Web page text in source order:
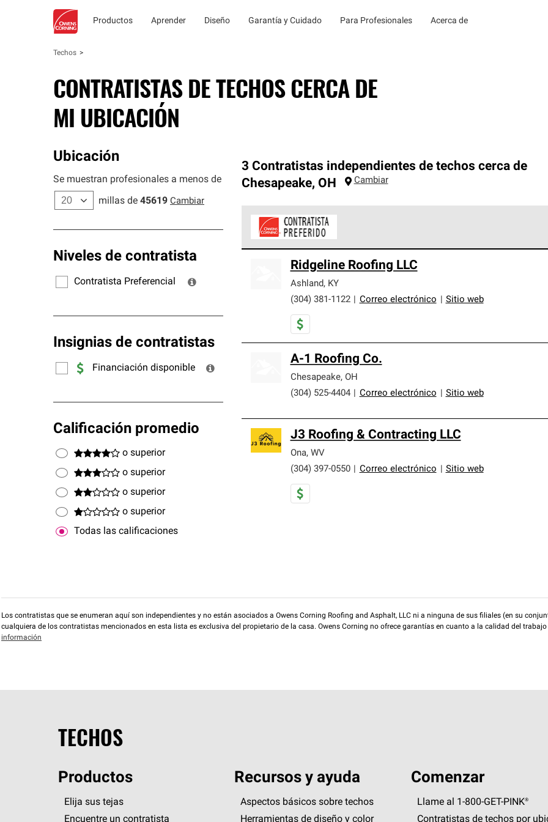
Productos Aprender Diseño Garantía y Cuidado Para Profesionales Acerca de
Techos
CONTRATISTAS DE TECHOS CERCA DE
MI UBICACIÓN
Ubicación
Se muestran profesionales a menos de
millas de 45619 Cambiar
Niveles de contratista
Contratista Preferencial
Insignias de contratistas
Financiación disponible
Calificación promedio
o superior
o superior
o superior
o superior
Todas las calificaciones
3 Contratistas independientes de techos cerca de
Chesapeake, OH Cambiar
cumplen con altos estándares y requisitos estrictos de
Ridgeline Roofing LLC
Ashland , KY
(304) 381-1122
Correo electrónico Sitio web
A-1 Roofing Co.
Chesapeake, OH
(304) 525-4404
Correo electrónico Sitio web
J3 Roofing & Contracting LLC
Ona, WV
(304) 397-0550
Correo electrónico Sitio web
Los contratistas que se enumeran aquí son independientes y no están asociados a Owens Corning Roofing and Asphalt, LLC ni a ninguna de sus filiales (en su
cualquiera de los contratistas mencionados en esta lista es exclusiva del propietario de la casa. Owens Corning no ofrece garantías en cuanto a la calidad del
información
TECHOS
Productos
Elija sus tejas
Encuentre un contratista
Recursos y ayuda
Aspectos básicos sobre techos
Herramientas de diseño y color
Comenzar
Llame al 1-800-GET -PINK®
Contratistas de techos por